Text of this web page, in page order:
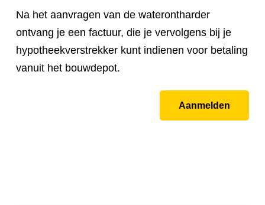
Na het aanvragen van de waterontharder
ontvang je een factuur, die je vervolgens bij je
hypotheekverstrekker kunt indienen voor betaling
vanuit het bouwdepot.
Aanmelden